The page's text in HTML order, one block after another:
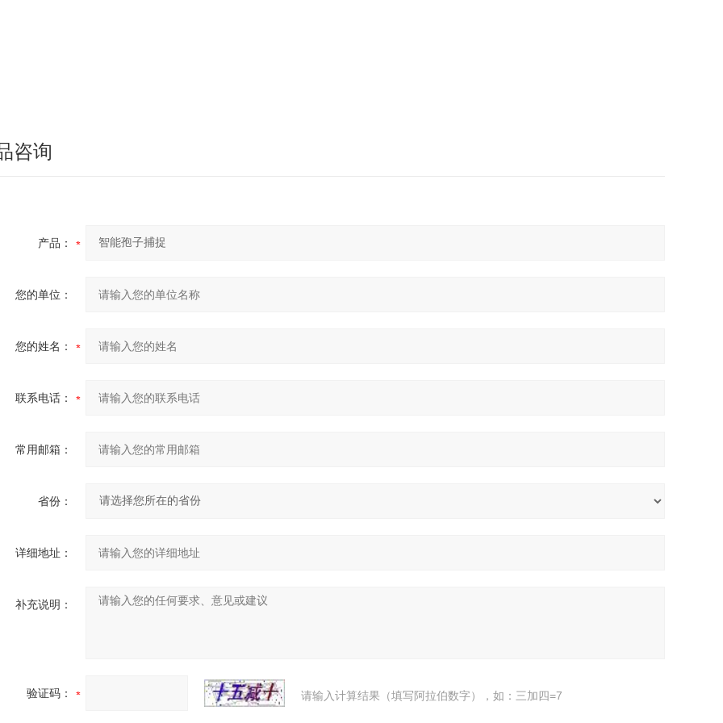
咨询
产品：
您的单位：
您的姓名：
联系电话：
常用邮箱：
省份：
详细地址：
补充说明：
验证码： 请输入计算结果（填写阿拉伯数字），如：三加四=7